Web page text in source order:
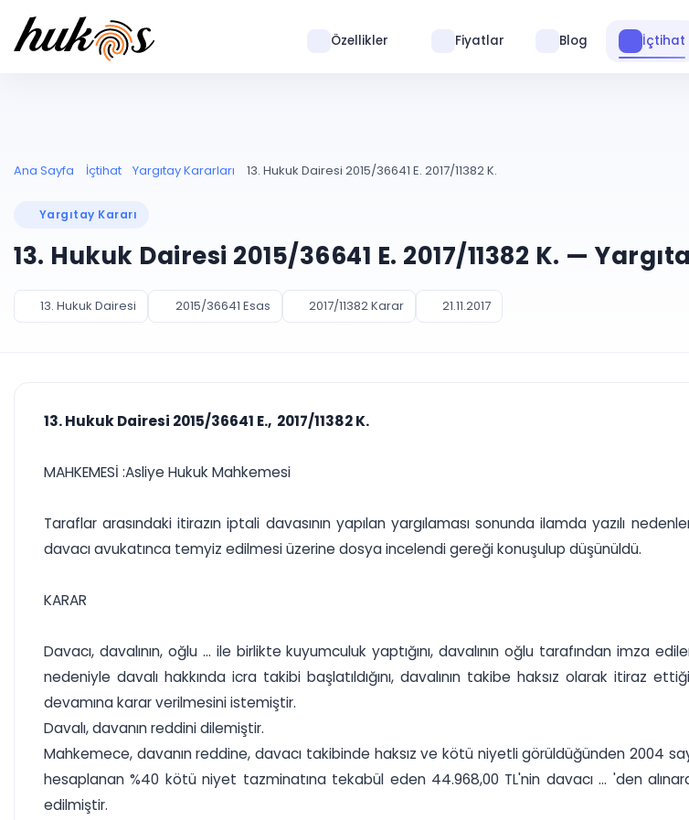
Özellikler Fiyatlar Blog İçtihat
Ana Sayfa İçtihat Yargıtay Kararları 13. Hukuk Dairesi 2015/36641 E. 2017/11382 K.
Yargıtay Kararı
13. Hukuk Dairesi 2015/36641 E. 2017/11382 K. —
13. Hukuk Dairesi 2015/36641 Esas 2017/11382 Karar 21.11.2017
13. Hukuk Dairesi 2015/36641 E., 2017/11382 K.
MAHKEMESİ :Asliye Hukuk Mahkemesi
Taraflar arasındaki itirazın iptali davasının yapılan yargılaması sonunda ilamda yazılı
davacı avukatınca temyiz edilmesi üzerine dosya incelendi gereği konuşulup düşünüldü.
KARAR
Davacı, davalının, oğlu ... ile birlikte kuyumculuk yaptığını, davalının oğlu tarafından
nedeniyle davalı hakkında icra takibi başlatıldığını, davalının takibe haksız olarak itiraz
devamına karar verilmesini istemiştir.
Davalı, davanın reddini dilemiştir.
Mahkemece, davanın reddine, davacı takibinde haksız ve kötü niyetli görüldüğünden 2004
hesaplanan %40 kötü niyet tazminatına tekabül eden 44.968,00 TL'nin davacı ... 'den
edilmiştir.